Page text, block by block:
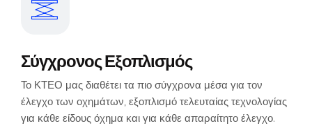
Σύγχρονος Εξοπλισμός
Το ΚΤΕΟ μας διαθέτει τα πιο σύγχρονα μέσα για τον
έλεγχο των οχημάτων, εξοπλισμό τελευταίας τεχνολογίας
για κάθε είδους όχημα και για κάθε απαραίτητο έλεγχο.